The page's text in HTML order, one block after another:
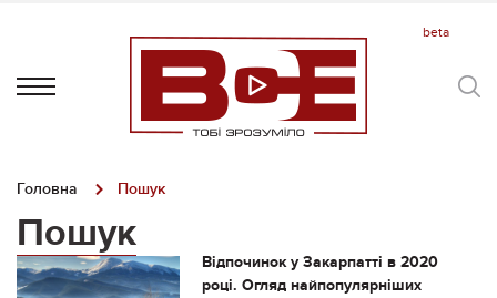
Головна Пошук
Пошук
Відпочинок у Закарпатті в 2020
році. Огляд найпопулярніших